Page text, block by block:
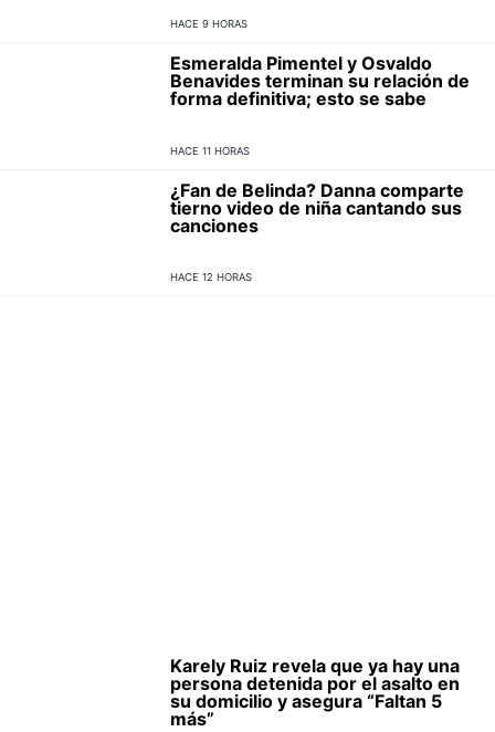
HACE 9 HORAS
Esmeralda Pimentel y Osvaldo
Benavides terminan su relación de
forma definitiva; esto se sabe
HACE 11 HORAS
¿Fan de Belinda? Danna comparte
tierno video de niña cantando sus
canciones
HACE 12 HORAS
Karely Ruiz revela que ya hay una
persona detenida por el asalto en
su domicilio y asegura “Faltan 5
más”